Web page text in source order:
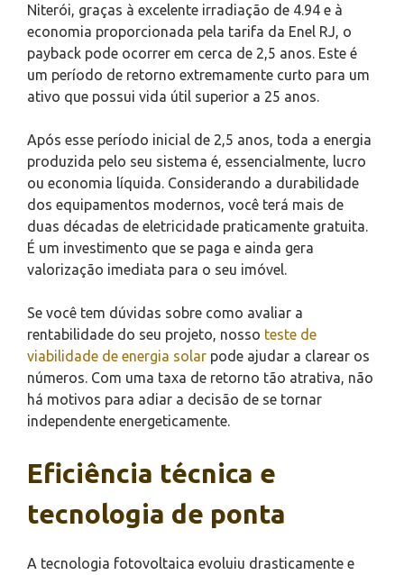
Niterói, graças à excelente irradiação de 4.94 e à
economia proporcionada pela tarifa da Enel RJ, o
payback pode ocorrer em cerca de 2,5 anos. Este é
um período de retorno extremamente curto para um
ativo que possui vida útil superior a 25 anos.
Após esse período inicial de 2,5 anos, toda a energia
produzida pelo seu sistema é, essencialmente, lucro
ou economia líquida. Considerando a durabilidade
dos equipamentos modernos, você terá mais de
duas décadas de eletricidade praticamente gratuita.
É um investimento que se paga e ainda gera
valorização imediata para o seu imóvel.
Se você tem dúvidas sobre como avaliar a
rentabilidade do seu projeto, nosso teste de
viabilidade de energia solar pode ajudar a clarear os
números. Com uma taxa de retorno tão atrativa, não
há motivos para adiar a decisão de se tornar
independente energeticamente.
Eficiência técnica e
tecnologia de ponta
A tecnologia fotovoltaica evoluiu drasticamente e